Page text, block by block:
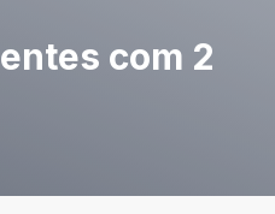
com 2